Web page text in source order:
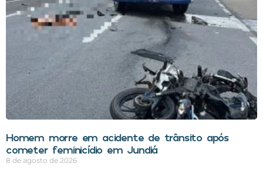
Homem morre em acidente de trânsito após
cometer feminicídio em Jundiá
8 de agosto de 2026